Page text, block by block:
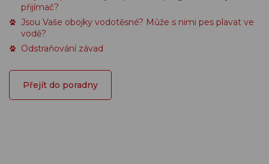
přijímač?
Jsou Vaše obojky vodotěsné? Může s nimi pes plavat ve
vodě?
Odstraňování závad
Přejít do poradny